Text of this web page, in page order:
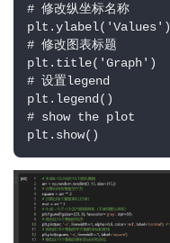
人
工
智
能
互
联
# 修改纵坐标名称
plt.ylabel('Values')
# 修改图表标题
plt.title('Graph')
# 设置legend
plt.legend()
# show the plot
plt.show()